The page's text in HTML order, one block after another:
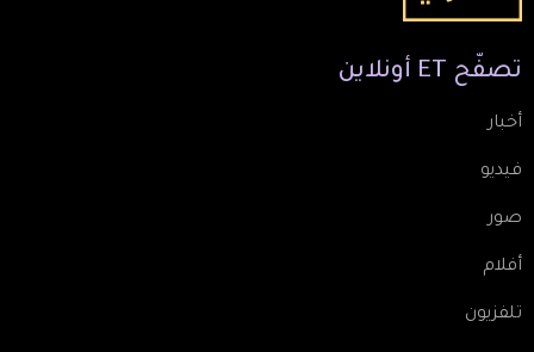
تصفّح ET أونلاين
أخبار
فيديو
صور
أفلام
تلفزيون